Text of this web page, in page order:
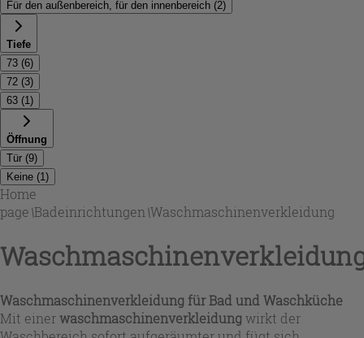
Für den außenbereich, für den innenbereich (2)
Tiefe
73 (6)
72 (3)
63 (1)
Öffnung
Tür (9)
Keine (1)
Home
page\Badeinrichtungen \Waschmaschinenverkleidung
Waschmaschinenverkleidung für Bad und Waschküche
Mit einerwaschmaschinenverkleidung wirkt der